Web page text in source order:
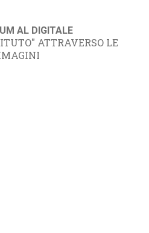
AL DIGITALE
ATTRAVERSO LE